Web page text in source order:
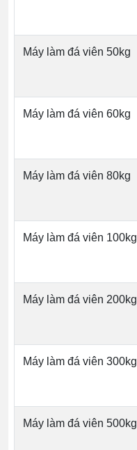
Máy làm đá viên 50kg
Máy làm đá viên 60kg
Máy làm đá viên 80kg
Máy làm đá viên 100kg
Máy làm đá viên 200kg
Máy làm đá viên 300kg
Máy làm đá viên 500kg